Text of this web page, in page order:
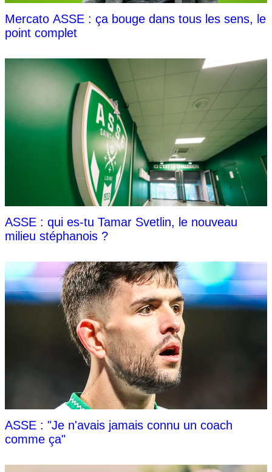
Mercato ASSE : ça bouge dans tous les sens, le
point complet
ASSE : qui es-tu Tamar Svetlin, le nouveau
milieu stéphanois ?
ASSE : "Je n'avais jamais connu un coach
comme ça"